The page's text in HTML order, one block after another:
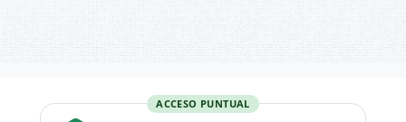
ACCESO PUNTUAL